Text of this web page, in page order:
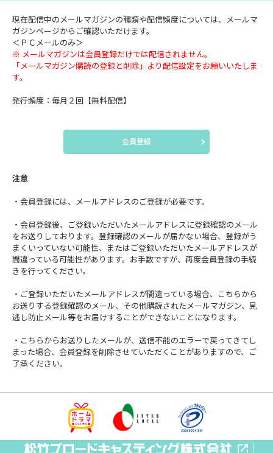
現在配信中のメールマガジンの種類や配信頻度については、メールマ
ガジンページからご確認いただけます。
＜ＰＣメールのみ＞
※ メールマガジンは会員登録だけでは配信されません。
「メールマガジン購読の登録と削除」より配信設定をお願いいたしま
す。
発行頻度：毎月２回【無料配信】
会員登録
注意
・会員登録には、メールアドレスのご登録が必要です。
・会員登録後、ご登録いただいたメールアドレスに登録確認のメール
をお送りしております。登録確認のメールが届かない場合、登録がう
まくいっていない可能性、またはご登録いただいたメールアドレスが
間違っている可能性があります。お手数ですが、再度会員登録の手続
きを行ってください。
・ご登録いただいたメールアドレスが間違っている場合、こちらから
お送りする登録確認のメール、その他購読されたメールマガジン、見
逃し防止メール等をお届けすることができないことになります。
・こちらからお送りしたメールが、送信不能のエラーで戻ってきてし
まった場合、会員登録を削除させていただくことがありますので、ご
了承ください。